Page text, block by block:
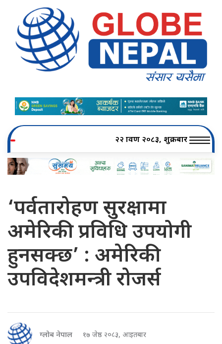
२२ श्रावण २०८३, शुक्रबार
‘पर्वतारोहण सुरक्षामा
अमेरिकी प्रविधि उपयोगी
हुनसक्छ’ : अमेरिकी
उपविदेशमन्त्री रोजर्स
ग्लोब नेपाल १७ जेष्ठ २०८३, आइतबार